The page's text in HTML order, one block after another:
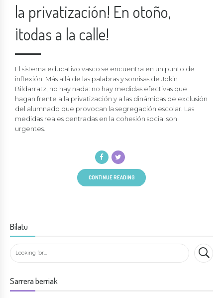
la privatización! En otoño,
¡todas a la calle!
El sistema educativo vasco se encuentra en un punto de
inflexión. Más allá de las palabras y sonrisas de Jokin
Bildarratz, no hay nada: no hay medidas efectivas que
hagan frente a la privatización y a las dinámicas de exclusión
del alumnado que provocan la segregación escolar. Las
medidas reales centradas en la cohesión social son
urgentes.
CONTINUE READING
Bilatu
Sarrera berriak